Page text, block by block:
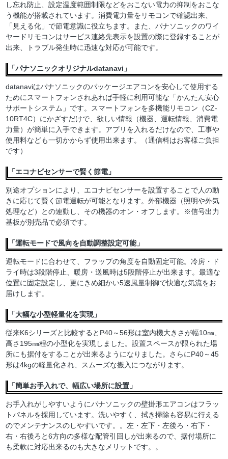
し忘れ防止、設定温度範囲制限などをおこない電力の抑制をおこな
う機能が搭載されています。消費電力量をリモコンで確認出来、
「見える化」で節電意識に役立ちます。また、パナソニックのワイ
ヤードリモコンはサービス連絡先表示を設置の際に登録することが
出来、トラブル発生時に迅速な対応が可能です。
「パナソニックオリジナルdatanavi」
datanaviはパナソニックのパッケージエアコンを安心して使用する
ためにスマートフォンされあれば手軽に利用可能な「かんたん安心
サポートシステム」です。スマートフォンを多機能リモコン（CZ-
10RT4C）にかざすだけで、欲しい情報（機器、運転情報、消費電
力量）が簡単に入手できます。アプリを入れるだけなので、工事や
使用料なども一切かからず使用出来ます。（通信料はお客様ご負担
です）
「エコナビセンサーで賢く節電」
別途オプションにより、エコナビセンサーを設置することで人の動
きに応じて賢く節電運転が可能となります。外部機器（照明や外気
処理など）との連動し、その機器のオン・オフします。※信号出力
基板が別売品で必須です。
「運転モードで風向を自動調整設定可能」
運転モードに合わせて、フラップの角度を自動固定可能。冷房・ド
ライ時は3段階停止、暖房・送風時は5段階停止が出来ます。最適な
位置に固定設定し、更にきめ細かい5速風量制御で快適な気流をお
届けします。
「大幅な小型軽量化を実現」
従来K6シリーズと比較するとP40～56形は室内機大きさが幅10㎜、
高さ195㎜程の小型化を実現しました。設置スペースが限られた場
所にも据付をすることが出来るようになりました。さらにP40～45
形は4kgの軽量化され、スムーズな搬入につながります。
「簡単お手入れで、幅広い場所に設置」
お手入れがしやすいようにパナソニックの壁掛形エアコンはフラッ
トパネルを採用しています。洗いやすく、拭き掃除も容易に行える
のでメンテナンスのしやすいです。。左・左下・左後ろ・右下・
右・右後ろと6方向の多様な配管引回しが出来るので、据付場所に
も柔軟に対応出来るのも大きなメリットです。。